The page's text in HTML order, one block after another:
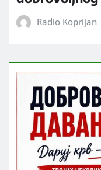
Radio Koprijan